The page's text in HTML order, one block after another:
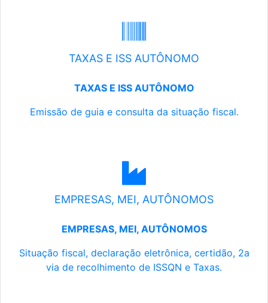
TAXAS E ISS AUTÔNOMO
TAXAS E ISS AUTÔNOMO
Emissão de guia e consulta da situação fiscal.
EMPRESAS, MEI, AUTÔNOMOS
EMPRESAS, MEI, AUTÔNOMOS
Situação fiscal, declaração eletrônica, certidão, 2a
via de recolhimento de ISSQN e Taxas.